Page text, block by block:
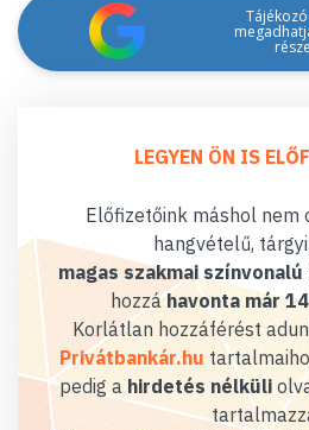
LEGYEN ÖN IS
Előfizetőink máshol nem
hangvételű,
magas szakmai színvonalú
hozzáhavonta már
Korlátlan hozzáférést
Privátbankár.hu
pedig a hirdetés nélküli